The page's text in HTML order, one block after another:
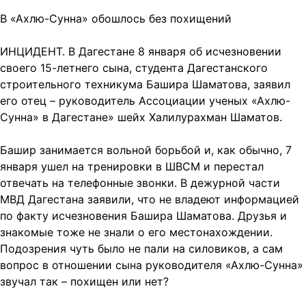
В «Ахлю-Сунна» обошлось без похищений
ИНЦИДЕНТ. В Дагестане 8 января об исчезновении
своего 15-летнего сына, студента Дагестанского
строительного техникума Башира Шаматова, заявил
его отец – руководитель Ассоциации ученых «Ахлю-
Сунна» в Дагестане» шейх Халилурахман Шаматов.
Башир занимается вольной борьбой и, как обычно, 7
января ушел на тренировки в ШВСМ и перестал
отвечать на телефонные звонки. В дежурной части
МВД Дагестана заявили, что не владеют информацией
по факту исчезновения Башира Шаматова. Друзья и
знакомые тоже не знали о его местонахождении.
Подозрения чуть было не пали на силовиков, а сам
вопрос в отношении сына руководителя «Ахлю-Сунна»
звучал так – похищен или нет?